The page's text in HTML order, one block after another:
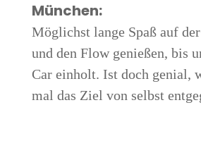
München:
Mög­lichst lan­ge Spaß auf
und den Flow genie­ßen, bis
Car ein­holt. Ist doch geni­al,
mal das Ziel von selbst